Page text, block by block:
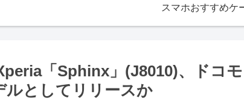
スマホおすすめケ
「Sphinx」(J8010)、ドコ
ルとしてリリースか